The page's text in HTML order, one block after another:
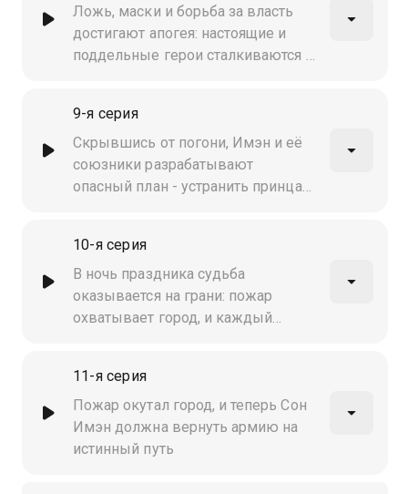
Ложь, маски и борьба за власть
достигают апогея: настоящие и
поддельные герои сталкиваются в
рушится…
9-я серия
Скрывшись от погони, Имэн и её
союзники разрабатывают
опасный план - устранить принца
предательство подкрадывается из
самых неожиданных мест.
Сможет ли она выдержать
испытание и повернуть ход
10-я серия
В ночь праздника судьба
оказывается на грани: пожар
охватывает город, и каждый
невинных, но цена слишком
высока…
11-я серия
Пожар окутал город, и теперь Сон
Имэн должна вернуть армию на
истинный путь